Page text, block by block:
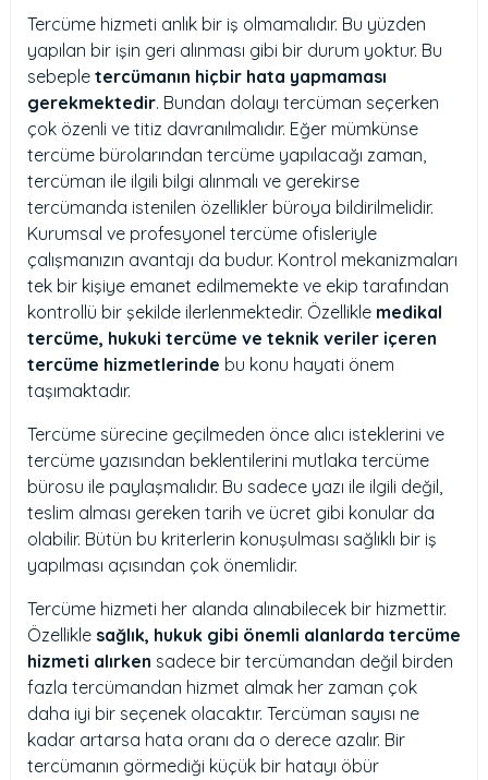
Tercüme hizmeti anlık bir iş olmamalıdır. Bu yüzden
yapılan bir işin geri alınması gibi bir durum yoktur. Bu
sebeple tercümanın hiçbir hata yapmaması
gerekmektedir. Bundan dolayı tercüman seçerken
çok özenli ve titiz davranılmalıdır. Eğer mümkünse
tercüme bürolarından tercüme yapılacağı zaman,
tercüman ile ilgili bilgi alınmalı ve gerekirse
tercümanda istenilen özellikler büroya bildirilmelidir.
Kurumsal ve profesyonel tercüme ofisleriyle
çalışmanızın avantajı da budur. Kontrol mekanizmaları
tek bir kişiye emanet edilmemekte ve ekip tarafından
kontrollü bir şekilde ilerlenmektedir. Özellikle medikal
tercüme, hukuki tercüme ve teknik veriler içeren
tercüme hizmetlerinde bu konu hayati önem
taşımaktadır.
Tercüme sürecine geçilmeden önce alıcı isteklerini ve
tercüme yazısından beklentilerini mutlaka tercüme
bürosu ile paylaşmalıdır. Bu sadece yazı ile ilgili değil,
teslim alması gereken tarih ve ücret gibi konular da
olabilir. Bütün bu kriterlerin konuşulması sağlıklı bir iş
yapılması açısından çok önemlidir.
Tercüme hizmeti her alanda alınabilecek bir hizmettir.
Özellikle sağlık, hukuk gibi önemli alanlarda tercüme
hizmeti alırken sadece bir tercümandan değil birden
fazla tercümandan hizmet almak her zaman çok
daha iyi bir seçenek olacaktır. Tercüman sayısı ne
kadar artarsa hata oranı da o derece azalır. Bir
tercümanın görmediği küçük bir hatayı öbür